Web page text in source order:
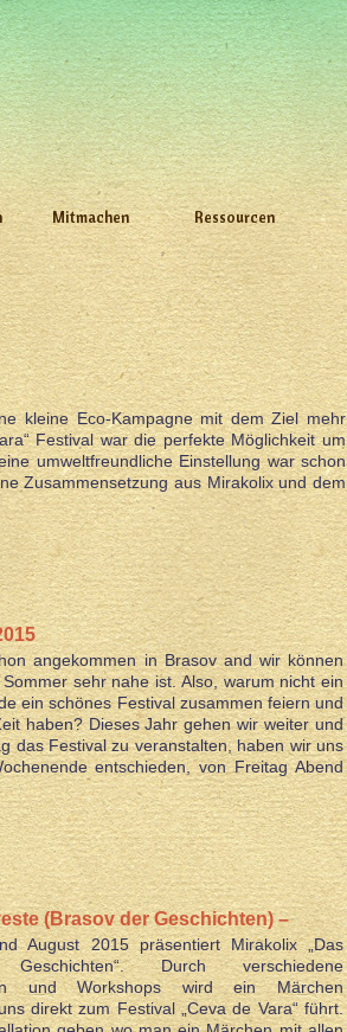
Mitmachen Ressourcen
kleine Eco-Kampagne mit dem Ziel mehr
Festival war die perfekte Möglichkeit um
umweltfreundliche Einstellung war schon
Zusammensetzung aus Mirakolix und dem
angekommen in Brasov and wir können
sehr nahe ist. Also, warum nicht ein
ein schönes Festival zusammen feiern und
haben? Dieses Jahr gehen wir weiter und
das Festival zu veranstalten, haben wir uns
entschieden, von Freitag Abend
(Brasov der Geschichten) –
in einer Märchenstadt
August 2015 präsentiert Mirakolix „Das
Durch verschiedene
und Workshops wird ein Märchen
direkt zum Festival „Ceva de Vara“ führt.